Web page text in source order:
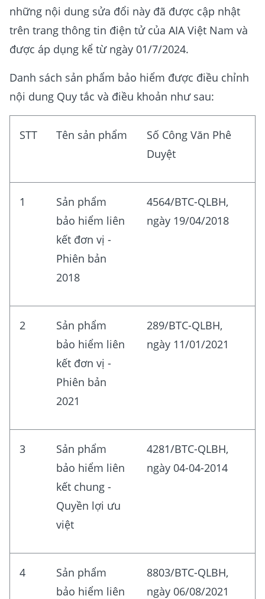
những nội dung sửa đổi này đã được cập nhật
trên trang thông tin điện tử của AIA Việt Nam và
được áp dụng kể từ ngày 01/7/2024.
Danh sách sản phẩm bảo hiểm được điều chỉnh
nội dung Quy tắc và điều khoản như sau:
STT Tên sản phẩm
Số Công Văn Phê
Duyệt
1
Sản phẩm
bảo hiểm liên
kết đơn vị -
Phiên bản
2018
4564/BTC-QLBH,
ngày 19/04/2018
2
Sản phẩm
bảo hiểm liên
kết đơn vị -
Phiên bản
2021
289/BTC-QLBH,
ngày 11/01/2021
3
Sản phẩm
bảo hiểm liên
kết chung -
Quyền lợi ưu
việt
4281/BTC-QLBH,
ngày 04-04-2014
4
Sản phẩm
bảo hiểm liên
8803/BTC-QLBH,
ngày 06/08/2021